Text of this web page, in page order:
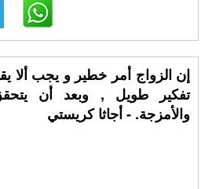
إن الزواج أمر خطير و يجب ألا
تفكير طويل , وبعد أن
والأمزجة. - أجاثا كريستي